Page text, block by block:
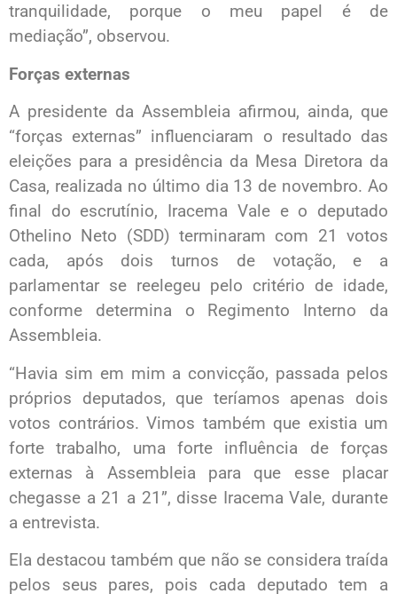
tranquilidade, porque o meu papel é de
mediação”, observou.
Forças externas
A presidente da Assembleia afirmou, ainda, que
“forças externas” influenciaram o resultado das
eleições para a presidência da Mesa Diretora da
Casa, realizada no último dia 13 de novembro. Ao
final do escrutínio, Iracema Vale e o deputado
Othelino Neto (SDD) terminaram com 21 votos
cada, após dois turnos de votação, e a
parlamentar se reelegeu pelo critério de idade,
conforme determina o Regimento Interno da
Assembleia.
“Havia sim em mim a convicção, passada pelos
próprios deputados, que teríamos apenas dois
votos contrários. Vimos também que existia um
forte trabalho, uma forte influência de forças
externas à Assembleia para que esse placar
chegasse a 21 a 21”, disse Iracema Vale, durante
a entrevista.
Ela destacou também que não se considera traída
pelos seus pares, pois cada deputado tem a